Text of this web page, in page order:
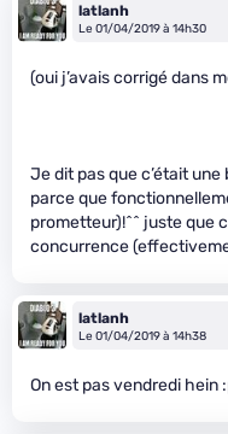
latlanh
Le 01/04/2019 à 14h30
(oui j’avais corrigé dans
Je dit pas que c’était
parce que
prometteur)!^^ juste que
concurrence
latlanh
Le 01/04/2019 à 14h38
On est pas vendredi hein